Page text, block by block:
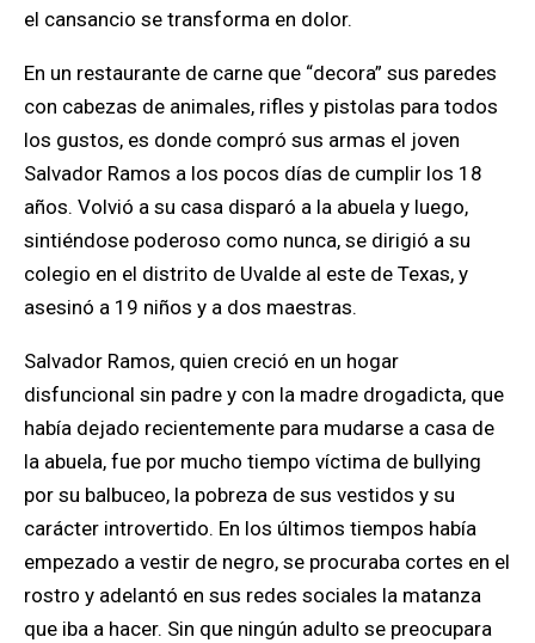
el cansancio se transforma en dolor.
En un restaurante de carne que “decora” sus paredes
con cabezas de animales, rifles y pistolas para todos
los gustos, es donde compró sus armas el joven
Salvador Ramos a los pocos días de cumplir los 18
años. Volvió a su casa disparó a la abuela y luego,
sintiéndose poderoso como nunca, se dirigió a su
colegio en el distrito de Uvalde al este de Texas, y
asesinó a 19 niños y a dos maestras.
Salvador Ramos, quien creció en un hogar
disfuncional sin padre y con la madre drogadicta, que
había dejado recientemente para mudarse a casa de
la abuela, fue por mucho tiempo víctima de bullying
por su balbuceo, la pobreza de sus vestidos y su
carácter introvertido. En los últimos tiempos había
empezado a vestir de negro, se procuraba cortes en el
rostro y adelantó en sus redes sociales la matanza
que iba a hacer. Sin que ningún adulto se preocupara